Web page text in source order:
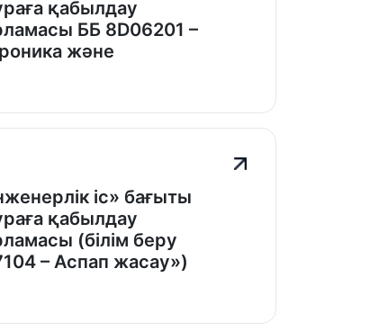
қабылдау
ББ 8D06201 –
және
іс» бағыты
қабылдау
(білім беру
– Аспап жасау»)